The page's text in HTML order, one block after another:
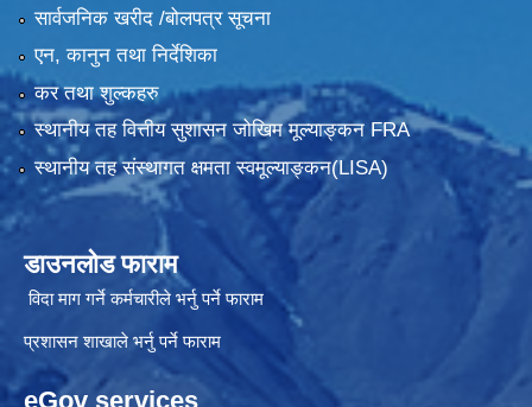
सार्वजनिक खरीद /बोलपत्र सूचना
एन, कानुन तथा निर्देशिका
कर तथा शुल्कहरु
स्थानीय तह वित्तीय सुशासन जोखिम मूल्याङ्कन FRA
स्थानीय तह संस्थागत क्षमता स्वमूल्याङ्कन(LISA)
डाउनलोड फाराम
विदा माग गर्ने कर्मचारीले भर्नु पर्ने फाराम
प्रशासन शाखाले भर्नु पर्ने फाराम
eGov services